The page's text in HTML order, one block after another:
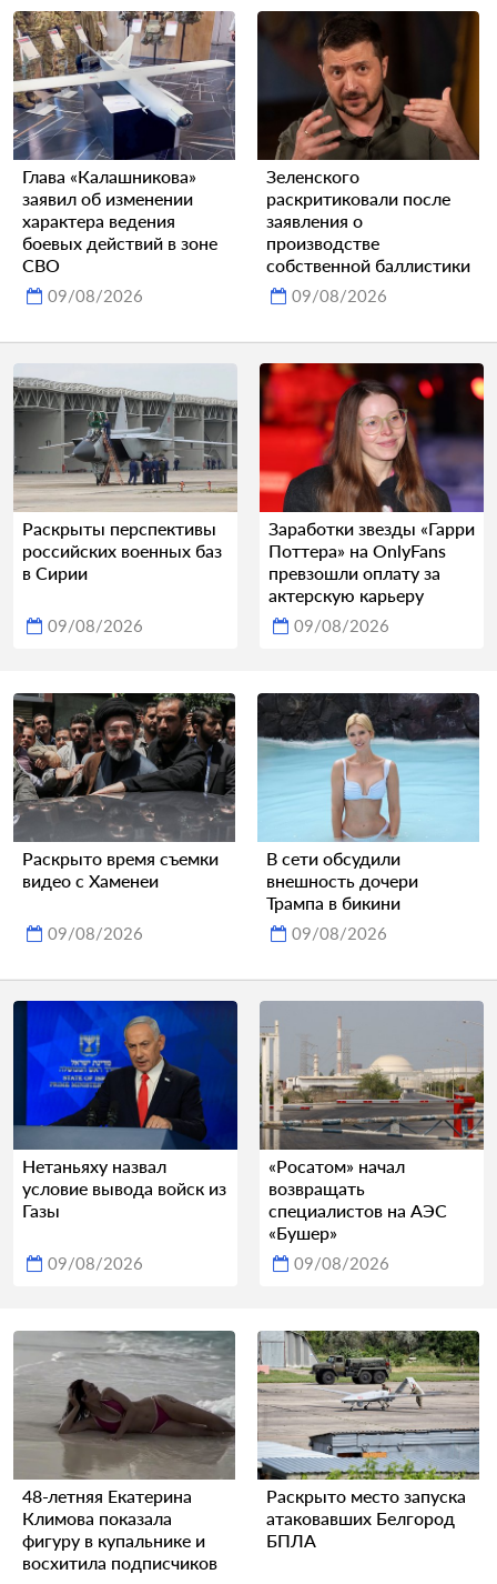
Глава «Калашникова»
заявил об изменении
характера ведения
боевых действий в зоне
СВО
09/08/2026
Зеленского
раскритиковали после
заявления о
производстве
собственной баллистики
09/08/2026
Раскрыты перспективы
российских военных баз
в Сирии
09/08/2026
Заработки звезды «Гарри
Поттера» на OnlyFans
превзошли оплату за
актерскую карьеру
09/08/2026
Раскрыто время съемки
видео с Хаменеи
09/08/2026
В сети обсудили
внешность дочери
Трампа в бикини
09/08/2026
Нетаньяху назвал
условие вывода войск из
Газы
09/08/2026
«Росатом» начал
возвращать
специалистов на АЭС
«Бушер»
09/08/2026
48-летняя Екатерина
Климова показала
фигуру в купальнике и
восхитила подписчиков
Раскрыто место запуска
атаковавших Белгород
БПЛА